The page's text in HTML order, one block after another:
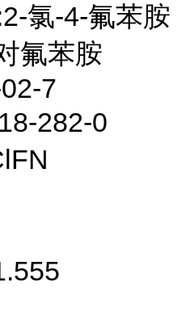
氯-4-氟苯胺
氟苯胺
7
282-0